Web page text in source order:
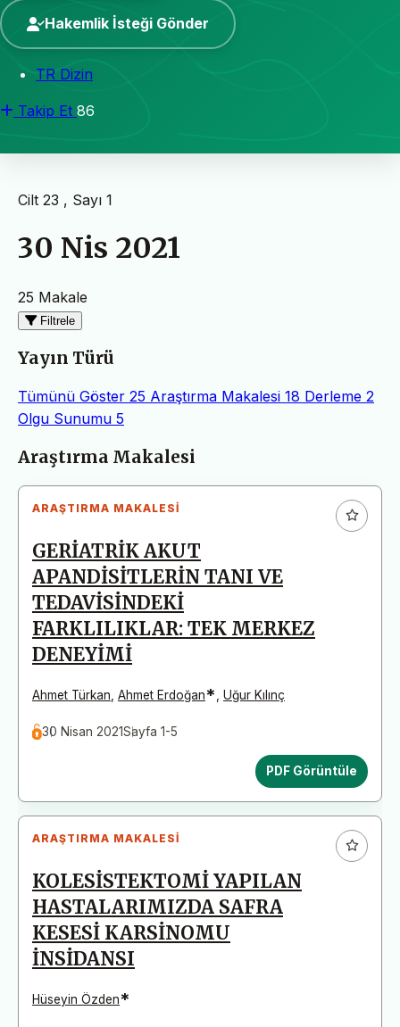
Hakemlik İsteği Gönder
TR Dizin
Takip Et 86
Cilt 23 , Sayı 1
30 Nis 2021
25 Makale
Filtrele
Yayın Türü
Tümünü Göster 25 Araştırma Makalesi 18 Derleme 2
Olgu Sunumu 5
Makaleler
Araştırma Makalesi
ARAŞTIRMA MAKALESI
GERİATRİK AKUT
APANDİSİTLERİN TANI VE
TEDAVİSİNDEKİ
FARKLILIKLAR: TEK MERKEZ
DENEYİMİ
Ahmet Türkan Ahmet Erdoğan* Uğur Kılınç
30 Nisan 2021Sayfa 1-5
PDF Görüntüle
ARAŞTIRMA MAKALESI
KOLESİSTEKTOMİ YAPILAN
HASTALARIMIZDA SAFRA
KESESİ KARSİNOMU
İNSİDANSI
Hüseyin Özden*